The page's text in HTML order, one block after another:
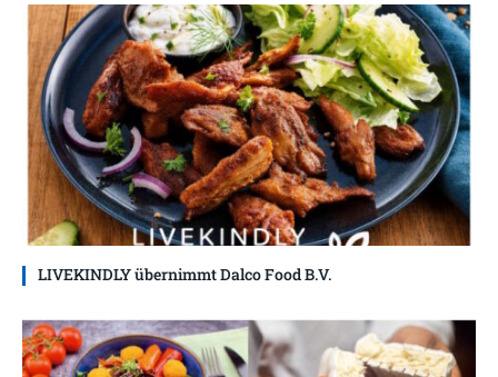
LIVEKINDLY übernimmt Dalco Food B.V.